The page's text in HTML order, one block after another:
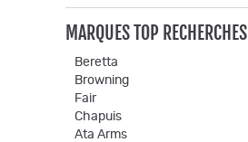
MARQUES TOP RECHERCHES
Beretta
Browning
Fair
Chapuis
Ata Arms